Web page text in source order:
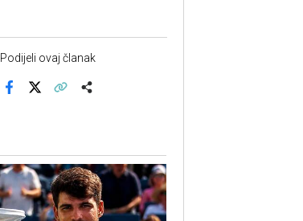
Podijeli ovaj članak